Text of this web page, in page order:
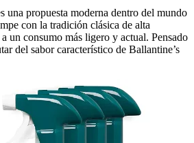
una propuesta moderna dentro del mundo
con la tradición clásica de alta
un consumo más ligero y actual. Pensado
del sabor característico de Ballantine’s